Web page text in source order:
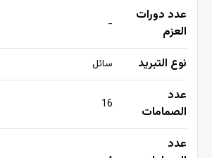
عدد دورات
العزم
-
نوع التبريد سائل
عدد
الصمامات
16
عدد